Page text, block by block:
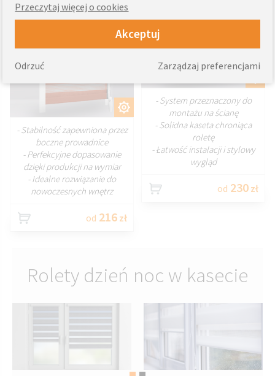
- Stabilność zapewniona przez
boczne prowadnice
- Perfekcyjne dopasowanie
dzięki produkcji na wymiar
- Idealne rozwiązanie do
nowoczesnych wnętrz
od 216 zł
- System przeznaczony do
montażu na ścianę
- Solidna kaseta chroniąca
roletę
- Łatwość instalacji i stylowy
wygląd
od 230 zł
Rolety dzień noc w kasecie
Przeczytaj więcej o cookies
Akceptuj
Zarządzaj preferencjami
Odrzuć